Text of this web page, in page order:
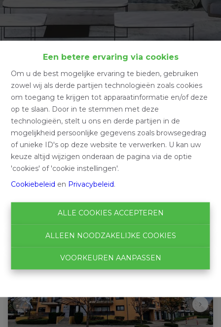
Een betere ervaring via cookies
Om u de best mogelijke ervaring te bieden, gebruiken
zowel wij als derde partijen technologieën zoals cookies
om toegang te krijgen tot apparaatinformatie en/of deze
op te slaan. Door in te stemmen met deze
technologieën, stelt u ons en derde partijen in de
mogelijkheid persoonlijke gegevens zoals browsegedrag
of unieke ID's op deze website te verwerken. U kan uw
keuze altijd wijzigen onderaan de pagina via de optie
'cookies' of 'cookie instellingen'.
Cookiebeleid en Privacybeleid.
ALLE COOKIES ACCEPTEREN
ALLEEN NOODZAKELIJKE COOKIES
VOORKEUREN AANPASSEN
Home
Filter